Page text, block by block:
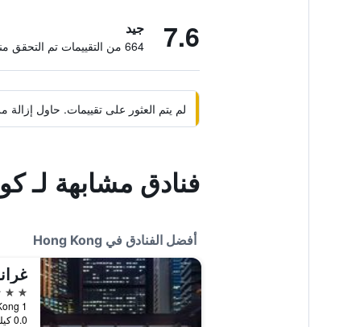
7.6 جيد
664 من التقييمات تم التحقق منها
لم يتم العثور على تقييمات. حاول
فنادق مشابهة لـ
أفضل الفنادق في Hong Kong
5 نجوم
1 Harbour Road, Hong Kong, هونغ كونغ
0.0 كيلومتر عن وسط المدينة